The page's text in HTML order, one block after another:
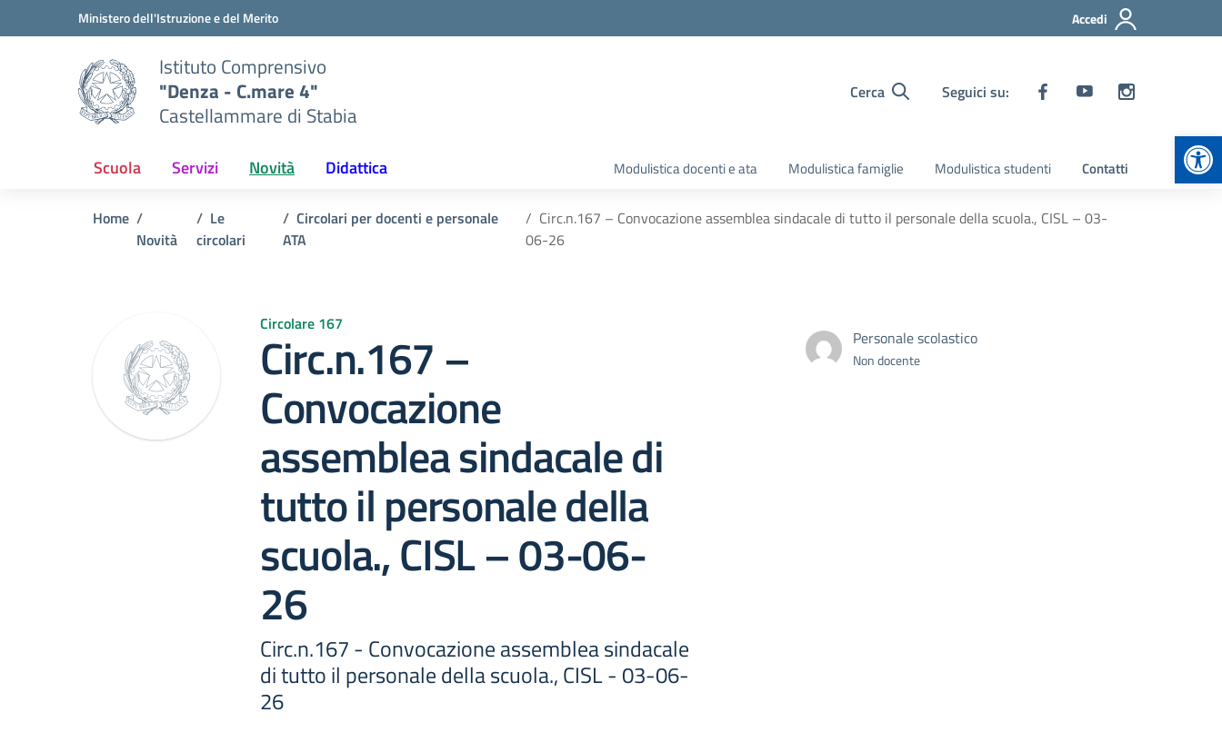
Vai ai contenuti
Vai al menu di navigazioneMinistero dell'Istruzione e del Merito Accedi
Istituto Comprensivo
"Denza - C.mare 4"
Castellammare di Stabia
Cerca Seguici su:
Scuola Servizi Novità Didattica Modulistica docenti e ata Modulistica famiglie Modulistica studenti Contatti
Home
Novità
Le
circolari
Circolari per docenti e personale
ATA
Circ.n.167 – Convocazione assemblea sindacale di tutto il personale della scuola., CISL – 03-
06-26
Circolare 167
Circ.n.167 –
Convocazione
assemblea sindacale di
tutto il personale della
scuola., CISL – 03-06-
26
Circ.n.167 - Convocazione assemblea sindacale
di tutto il personale della scuola., CISL - 03-06-
26
Personale scolastico
Non docente